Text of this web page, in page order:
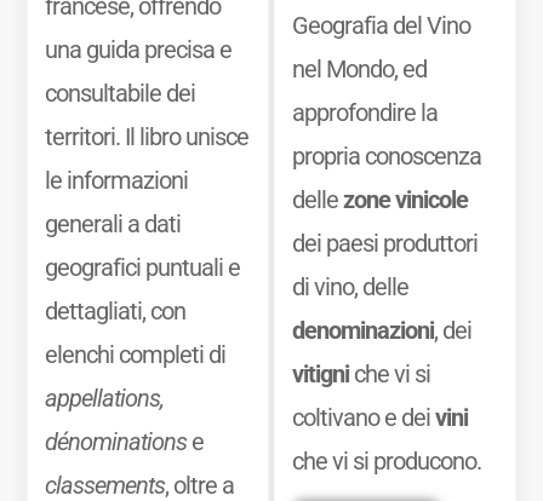
una guida precisa e
consultabile dei
territori. Il libro unisce
le informazioni
generali a dati
geografici puntuali e
dettagliati, con
elenchi completi di
appellations,
dénominationse
classements, oltre a
Geografia del Vino
nel Mondo, ed
approfondire la
propria conoscenza
dellezone vinicole
dei paesi produttori
di vino, delle
denominazioni, dei
vitigniche vi si
coltivano e deivini
che vi si producono.